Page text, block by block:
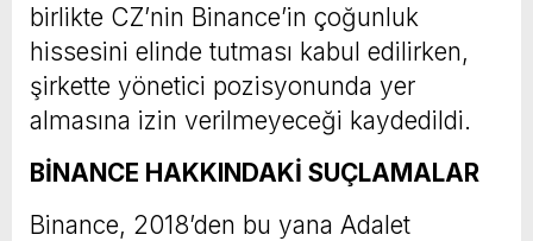
birlikte CZ’nin Binance’in çoğunluk
hissesini elinde tutması kabul edilirken,
şirkette yönetici pozisyonunda yer
almasına izin verilmeyeceği kaydedildi.
BİNANCE HAKKINDAKİ SUÇLAMALAR
Binance, 2018’den bu yana Adalet